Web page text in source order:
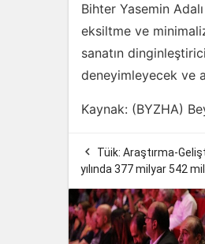
Bihter Yasemin
eksiltme ve
sanatın
deneyimleyecek ve
Kaynak: (BYZHA)

Tüik: Araştırma-
yılında 377 milyar 542